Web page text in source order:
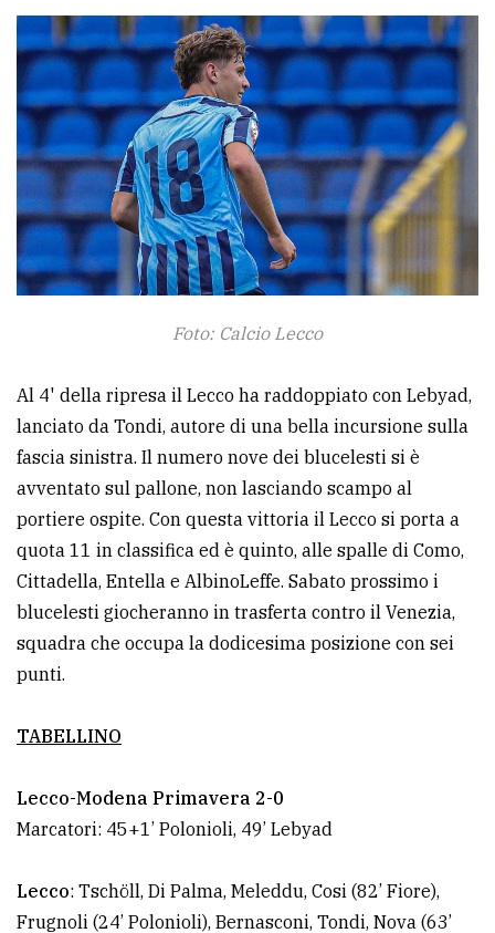
ALTRE
TESTATE
PRIVACY
Privacy
policy
Foto: Calcio Lecco
Al 4' della ripresa il Lecco ha raddoppiato con Lebyad,
lanciato da Tondi, autore di una bella incursione sulla
fascia sinistra. Il numero nove dei blucelesti si è
avventato sul pallone, non lasciando scampo al
portiere ospite. Con questa vittoria il Lecco si porta a
quota 11 in classifica ed è quinto, alle spalle di Como,
Cittadella, Entella e AlbinoLeffe. Sabato prossimo i
blucelesti giocheranno in trasferta contro il Venezia,
squadra che occupa la dodicesima posizione con sei
punti.
TABELLINO
Lecco-Modena Primavera 2-0
Marcatori: 45+1’ Polonioli, 49’ Lebyad
Lecco: Tschöll, Di Palma, Meleddu, Cosi (82’ Fiore),
Frugnoli (24’ Polonioli), Bernasconi, Tondi, Nova (63’